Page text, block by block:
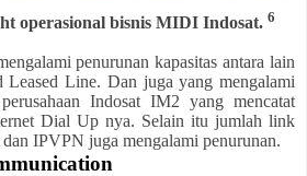
operasional bisnis MIDI Indosat. 6
penurunan kapasitas antara lain
Leased Line. Dan juga yang mengalami
Indosat IM2 yang mencatat
Dial Up nya. Selain itu jumlah link
IPVPN juga mengalami penurunan.